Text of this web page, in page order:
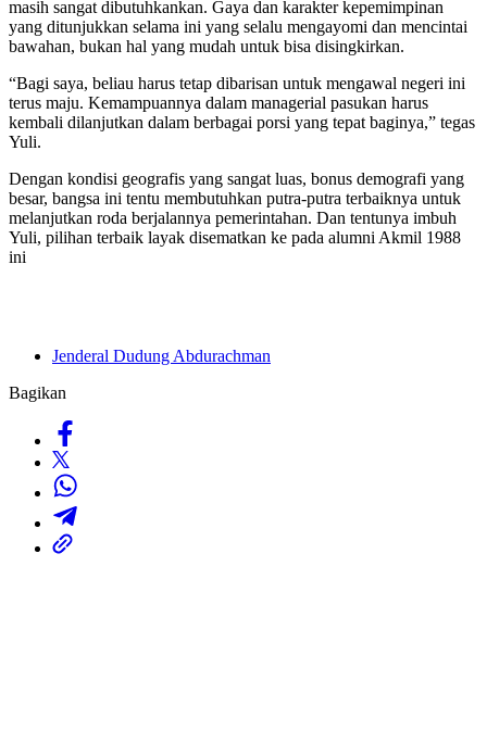
masih sangat dibutuhkankan. Gaya dan karakter kepemimpinan
yang ditunjukkan selama ini yang selalu mengayomi dan mencintai
bawahan, bukan hal yang mudah untuk bisa disingkirkan.
“Bagi saya, beliau harus tetap dibarisan untuk mengawal negeri ini
terus maju. Kemampuannya dalam managerial pasukan harus
kembali dilanjutkan dalam berbagai porsi yang tepat baginya,” tegas
Yuli.
Dengan kondisi geografis yang sangat luas, bonus demografi yang
besar, bangsa ini tentu membutuhkan putra-putra terbaiknya untuk
melanjutkan roda berjalannya pemerintahan. Dan tentunya imbuh
Yuli, pilihan terbaik layak disematkan ke pada alumni Akmil 1988
ini
Jenderal Dudung Abdurachman
Bagikan